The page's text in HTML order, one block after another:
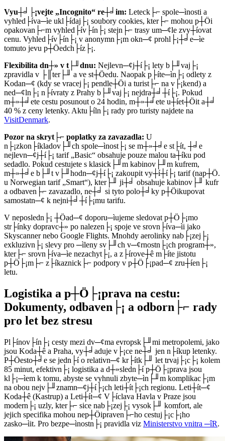
Vyu┼╛├¡vejte „Incognito“ re┼╛im: Leteck├⌐ spole─ìnosti a
vyhled├íva─ìe ukl├ídaj├¡ soubory cookies, kter├⌐ mohou p┼Öi
opakovan├⌐m vyhled├ív├ín├¡ stejn├⌐ trasy um─¢le zvy┼íovat
cenu. Vyhled├ív├ín├¡ v anonymn├¡m okn─¢ prohl├¡┼╛e─ìe
tomuto jevu p┼Öedch├íz├¡.
Flexibilita dn┼» v t├╜dnu: Nejlevn─¢j┼í├¡ lety b├╜vaj├¡
zpravidla v ├║ter├╜ a ve st┼Öedu. Naopak p├íte─ìn├¡ odlety z
Kodan─¢ (kdy se vracej├¡ pendle┼Öi a turist├⌐ na v├¡kend) a
ned─¢ln├¡ n├ívraty z Prahy b├╜vaj├¡ nejdra┼╛┼í├¡. Pokud
m┼»┼╛ete cestu posunout o 24 hodin, m┼»┼╛ete u┼íet┼Öit a┼╛
40 % z ceny letenky. Aktu├íln├¡ rady pro turisty najdete na
VisitDenmark.
Pozor na skryt├⌐ poplatky za zavazadla: U
n├¡zkon├íkladov├╜ch spole─ìnost├¡ se m┼»┼╛e st├ít, ┼╛e
nejlevn─¢j┼í├¡ tarif „Basic“ obsahuje pouze malou ta┼íku pod
sedadlo. Pokud cestujete s klasick├╜m kabinov├╜m kufrem,
m┼»┼╛e b├╜t v├╜hodn─¢j┼í├¡ zakoupit vy┼í┼í├¡ tarif (nap┼Ö.
u Norwegian tarif „Smart“), kter├╜ ji┼╛ obsahuje kabinov├╜ kufr
a odbaven├⌐ zavazadlo, ne┼╛ si tyto polo┼╛ky p┼Öikupovat
samostatn─¢ k nejni┼╛┼í├¡mu tarifu.
V neposledn├¡ ┼Öad─¢ doporu─ìujeme sledovat p┼Ö├¡mo
str├ínky dopravc┼» po nalezen├¡ spoje ve srovn├íva─ìi jako
Skyscanner nebo Google Flights. Mnohdy aerolinky nab├¡zej├¡
exkluzivn├¡ slevy pro ─ìleny sv├╜ch v─¢rnostn├¡ch program┼»,
kter├⌐ srovn├íva─ìe nezachyt├¡, a z├írove┼ê m├íte jistotu
p┼Ö├¡m├⌐ z├íkaznick├⌐ podpory v p┼Ö├¡pad─¢ zru┼íen├¡
letu.
Logistika a p┼Ö├¡prava na cestu:
Dokumenty, odbaven├¡ a odborn├⌐ rady
pro let bez stresu
Pl├ínov├ín├¡ cesty mezi dv─¢ma evropsk├╜mi metropolemi, jako
jsou Koda┼ê a Praha, vy┼╛aduje v├¡ce ne┼╛ jen n├íkup letenky.
P┼Öesto┼╛e se jedn├í o relativn─¢ kr├ítk├╜ let trvaj├¡c├¡ kolem
85 minut, efektivn├¡ logistika a d┼»sledn├í p┼Ö├¡prava jsou
kl├¡─ìem k tomu, abyste se vyhnuli zbyte─ìn├╜m komplikac├¡m
na obou nejv├╜znamn─¢j┼í├¡ch leti┼ít├¡ch regionu. Leti┼ít─¢
Koda┼ê (Kastrup) a Leti┼ít─¢ V├íclava Havla v Praze jsou
modern├¡ uzly, kter├⌐ sice nab├¡zej├¡ vysok├╜ komfort, ale
jejich specifika mohou nep┼Öipraven├⌐ho cestuj├¡c├¡ho
zasko─ìit. Pro bezpe─ìnostn├¡ pravidla viz Ministerstvo vnitra ─îR.